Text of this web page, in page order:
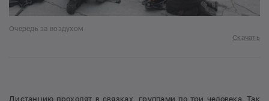
Очередь за воздухом
Скачать
Дистанцию проходят в связках, группами по три человека. Так